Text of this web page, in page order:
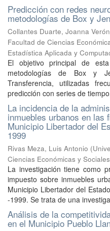
Predicción con redes
metodologías de Box y
Collantes Duarte, Joanna
Facultad de Ciencias
Estadística Aplicada y
El objetivo principal de
metodologías de Box y
Transferencia, utilizadas
predicción con series de
La incidencia de la
inmuebles urbanos en las
Municipio Libertador del
1999
Rivas Meza, Luis Antonio (
Ciencias Económicas y Sociales
La investigación tiene como
impuesto sobre inmuebles
Municipio Libertador del
-1999. Se trata de una
Análisis de la
en el Municipio Pueblo